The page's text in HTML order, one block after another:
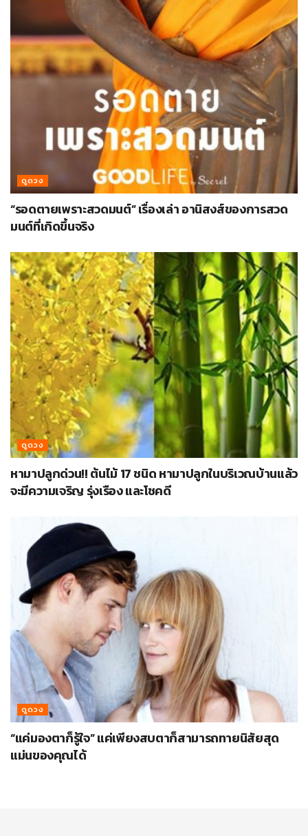
ดูดวง
“รอดตายเพราะสวดมนต์” เรื่องเล่า อานิสงส์ของการสวด
มนต์ที่เกิดขึ้นจริง
ดูดวง
หามาปลูกด่วน!! ต้นไม้ 17 ชนิด หามาปลูกในบริเวณบ้านแล้ว
จะมีความเจริญ รุ่งเรือง และโชคดี
ดูดวง
“แค่มองตาก็รู้ใจ” แค่เพียงสบตาก็สามารถทายนิสัยสุด
แม่นของคุณได้